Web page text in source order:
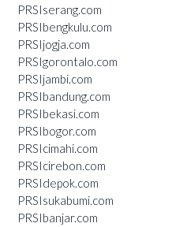
PRSIserang.com
PRSIbengkulu.com
PRSIjogja.com
PRSIgorontalo.com
PRSIjambi.com
PRSIbandung.com
PRSIbekasi.com
PRSIbogor.com
PRSIcimahi.com
PRSIcirebon.com
PRSIdepok.com
PRSIsukabumi.com
PRSIbanjar.com